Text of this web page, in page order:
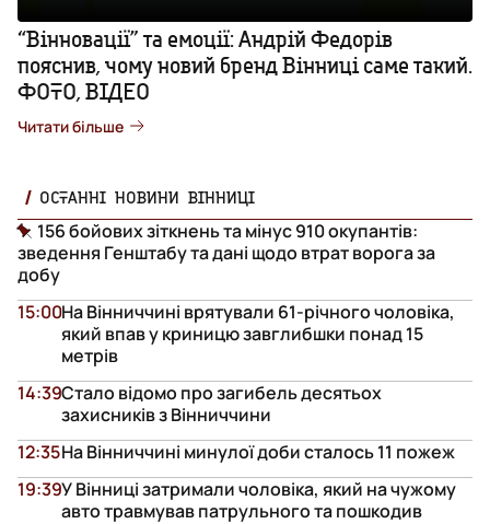
“Вінновації” та емоції: Андрій Федорів
пояснив, чому новий бренд Вінниці саме такий.
ФОТО, ВІДЕО
Читати більше
ОСТАННІ НОВИНИ ВІННИЦІ
156 бойових зіткнень та мінус 910 окупантів:
зведення Генштабу та дані щодо втрат ворога за
добу
На Вінниччині врятували 61-річного чоловіка,
який впав у криницю завглибшки понад 15
метрів
15:00
Стало відомо про загибель десятьох
захисників з Вінниччини
14:39
На Вінниччині минулої доби сталось 11 пожеж
12:35
У Вінниці затримали чоловіка, який на чужому
авто травмував патрульного та пошкодив
19:39